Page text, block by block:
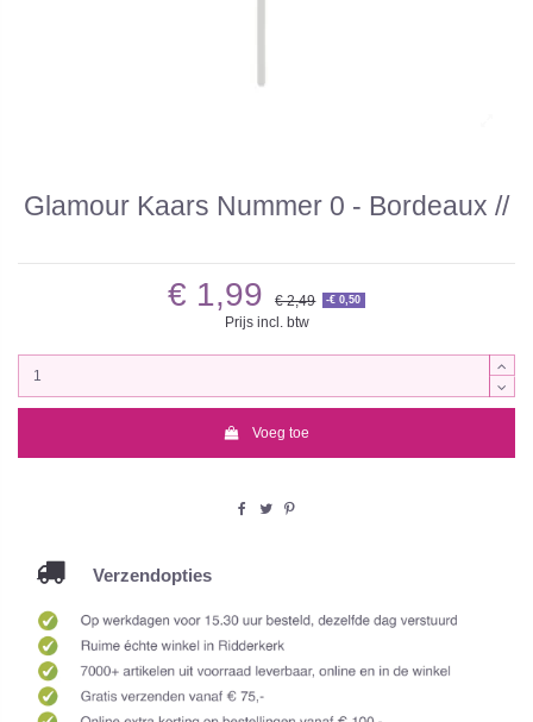
Glamour Kaars Nummer 0 - Bordeaux //
€ 1,99 € 2,49 -€ 0,50
Prijs incl. btw
Voeg toe
Verzendopties